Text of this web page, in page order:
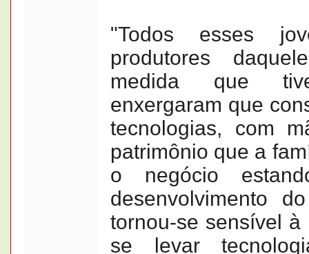
"Todos esses
produtores
medida que
enxergaram que
tecnologias, com
patrimônio que a
o negócio
desenvolvimento
tornou-se sensível
se levar